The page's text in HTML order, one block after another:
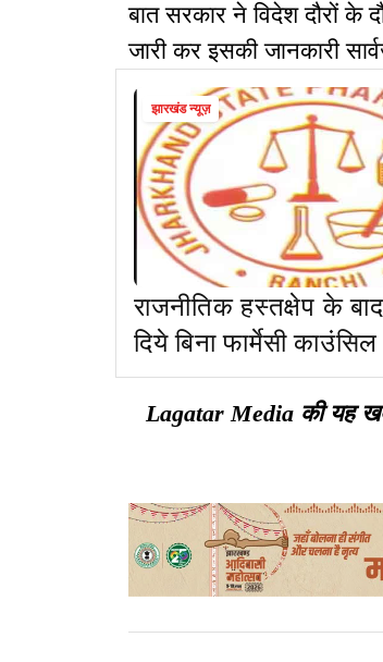
बात सरकार ने विदेश दौरों के
जारी कर इसकी जानकारी
झारखंड न्यूज़
राजनीतिक हस्तक्षेप के
दिये बिना फार्मेसी
रजिस्ट्रेशन
Lagatar Media की यह